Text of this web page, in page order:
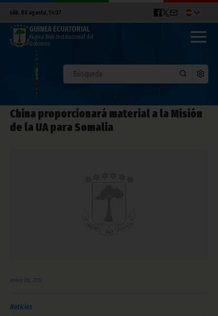
sáb. 08 agosto, 14:37
GUINEA ECUATORIAL
Página Web Institucional del
Gobierno
China proporcionará material a la Misión
de la UA para Somalia
enero 06, 2012
Noticias